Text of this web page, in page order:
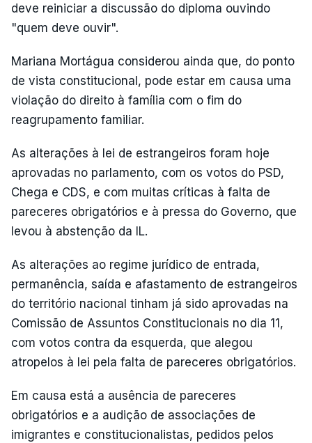
deve reiniciar a discussão do diploma ouvindo
"quem deve ouvir".
Mariana Mortágua considerou ainda que, do ponto
de vista constitucional, pode estar em causa uma
violação do direito à família com o fim do
reagrupamento familiar.
As alterações à lei de estrangeiros foram hoje
aprovadas no parlamento, com os votos do PSD,
Chega e CDS, e com muitas críticas à falta de
pareceres obrigatórios e à pressa do Governo, que
levou à abstenção da IL.
As alterações ao regime jurídico de entrada,
permanência, saída e afastamento de estrangeiros
do território nacional tinham já sido aprovadas na
Comissão de Assuntos Constitucionais no dia 11,
com votos contra da esquerda, que alegou
atropelos à lei pela falta de pareceres obrigatórios.
Em causa está a ausência de pareceres
obrigatórios e a audição de associações de
imigrantes e constitucionalistas, pedidos pelos